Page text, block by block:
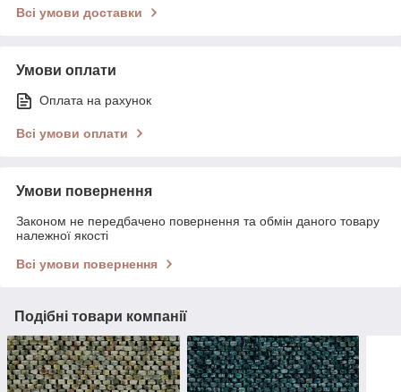
Всі умови доставки
Умови оплати
Оплата на рахунок
Всі умови оплати
Умови повернення
Законом не передбачено повернення та обмін даного товару
належної якості
Всі умови повернення
Подібні товари компанії